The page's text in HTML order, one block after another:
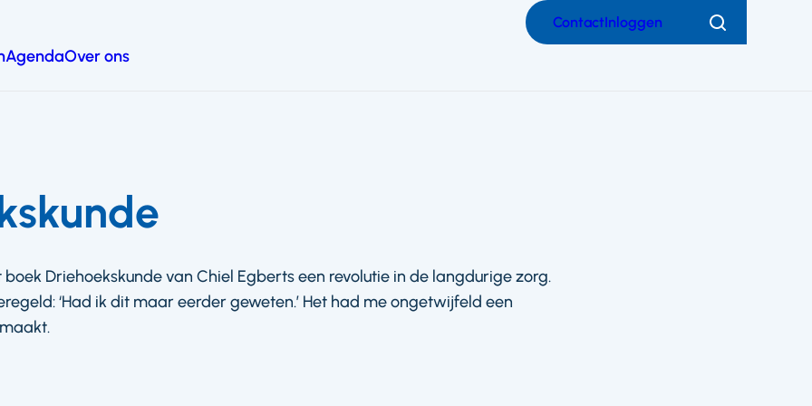
AgendaOver ons
ContactInloggen Zoeken
Driehoekskunde van Chiel Egberts een revolutie in de langdurige zorg.
‘Had ik dit maar eerder geweten.’ Het had me ongetwijfeld een